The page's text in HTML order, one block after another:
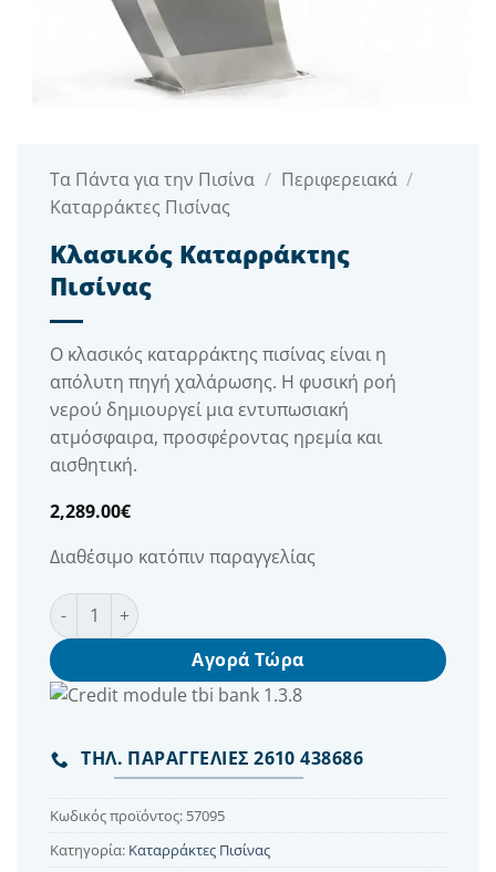
Τα Πάντα για την Πισίνα / Περιφερειακά /
Καταρράκτες Πισίνας
Κλασικός Καταρράκτης
Πισίνας
Ο κλασικός καταρράκτης πισίνας είναι η
απόλυτη πηγή χαλάρωσης. Η φυσική ροή
νερού δημιουργεί μια εντυπωσιακή
ατμόσφαιρα, προσφέροντας ηρεμία και
αισθητική.
2,289.00€
Διαθέσιμο κατόπιν παραγγελίας
Κλασικός Καταρράκτης Πισίνας ποσότητα
Αγορά Τώρα
ΤΗΛ. ΠΑΡΑΓΓΕΛΙΕΣ 2610 438686
Κωδικός προϊόντος: 57095
Κατηγορία: Καταρράκτες Πισίνας